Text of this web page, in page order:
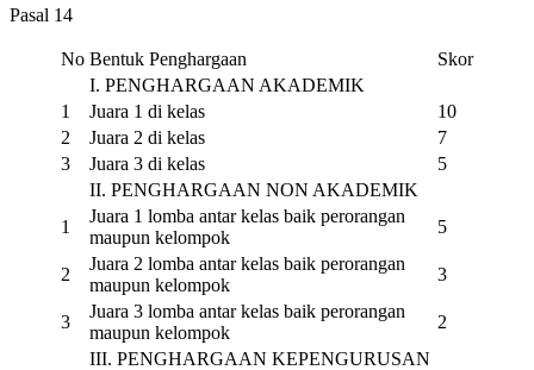
Pasal 14
No Bentuk Penghargaan
Skor
I. PENGHARGAAN AKADEMIK
1
Juara 1 di kelas
10
2
Juara 2 di kelas
7
3
Juara 3 di kelas
5
II. PENGHARGAAN NON AKADEMIK
1
Juara 1 lomba antar kelas baik perorangan
maupun kelompok
5
2
Juara 2 lomba antar kelas baik perorangan
maupun kelompok
3
3
Juara 3 lomba antar kelas baik perorangan
maupun kelompok
2
III. PENGHARGAAN KEPENGURUSAN